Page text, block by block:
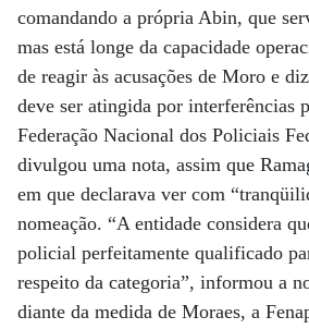
comandando a própria Abin, que
mas está longe da capacidade
de reagir às acusações de Moro e
deve ser atingida por interferências
Federação Nacional dos Policiais
divulgou uma nota, assim que
em que declarava ver com
nomeação. “A entidade considera
policial perfeitamente qualificado
respeito da categoria”, informou a
diante da medida de Moraes, a